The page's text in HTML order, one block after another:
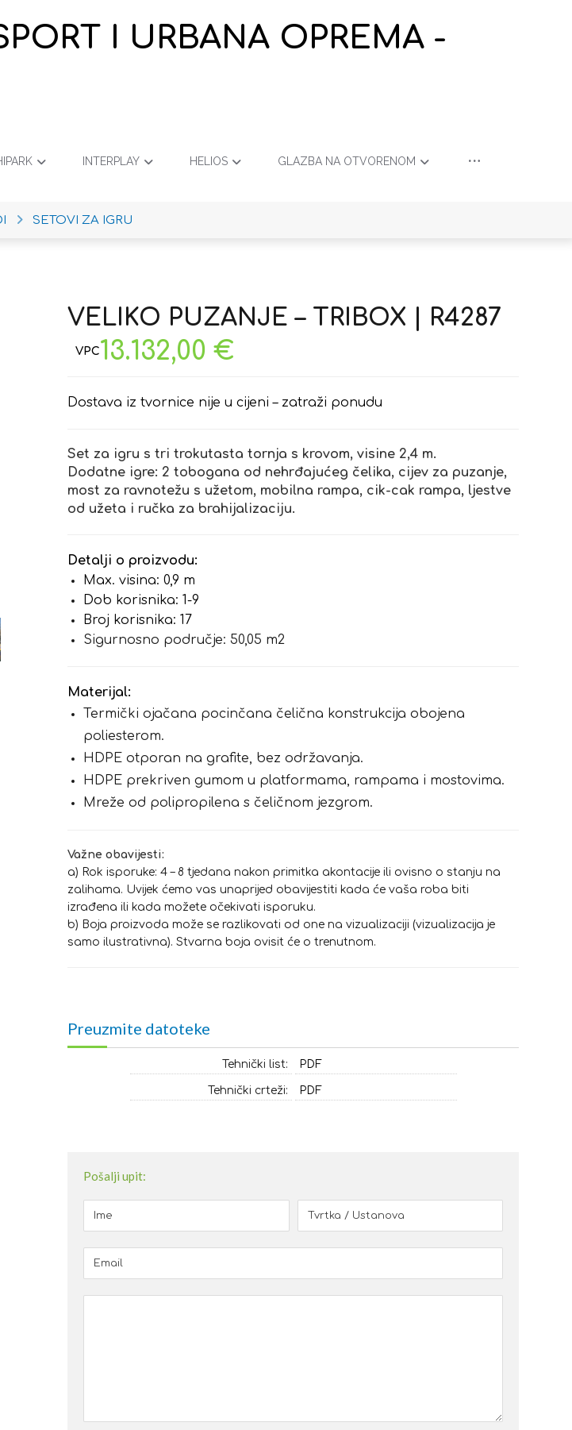
I URBANA OPREMA -
INTERPLAY HELIOS GLAZBA NA OTVORENOM
SETOVI ZA IGRU
VELIKO PUZANJE – TRIBOX | R4287
13.132,00€
Dostava iz tvornice nije u cijeni – zatraži ponudu
Set za igru s tri trokutasta tornja s krovom, visine 2,4 m.
Dodatne igre: 2 tobogana od nehrđajućeg čelika, cijev za puzanje,
most za ravnotežu s užetom, mobilna rampa, cik-cak rampa, ljestve
od užeta i ručka za brahijalizaciju.
Detalji o proizvodu:
Max. visina: 0,9 m
Dob korisnika: 1-9
Broj korisnika: 17
Sigurnosno područje: 50,05 m2
Materijal:
Termički ojačana pocinčana čelična konstrukcija obojena
poliesterom.
HDPE otporan na grafite, bez održavanja.
HDPE prekriven gumom u platformama, rampama i mostovima.
Mreže od polipropilena s čeličnom jezgrom.
Važne obavijesti:
a) Rok isporuke: 4 – 8 tjedana nakon primitka akontacije ili ovisno o stanju na
zalihama. Uvijek ćemo vas unaprijed obavijestiti kada će vaša roba biti
izrađena ili kada možete očekivati isporuku.
b) Boja proizvoda može se razlikovati od one na vizualizaciji (vizualizacija je
samo ilustrativna). Stvarna boja ovisit će o trenutnom.
Preuzmite datoteke
Tehnički list: PDF
Tehnički crteži: PDF
Pošalji upit: